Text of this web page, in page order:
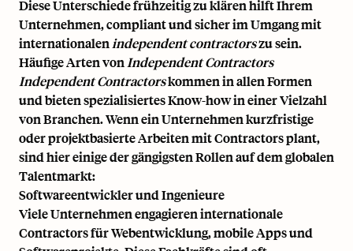
Diese Unterschiede frühzeitig zu klären hilft Ihrem
Unternehmen, compliant und sicher im Umgang mit
internationalen independent contractorszu sein.
Häufige Arten von Independent Contractors
Independent Contractorskommen in allen Formen
und bieten spezialisiertes Know-how in einer Vielzahl
von Branchen. Wenn ein Unternehmen kurzfristige
oder projektbasierte Arbeiten mit Contractors plant,
sind hier einige der gängigsten Rollen auf dem globalen
Talentmarkt:
Softwareentwickler und Ingenieure
Viele Unternehmen engagieren internationale
Contractors für Webentwicklung, mobile Apps und